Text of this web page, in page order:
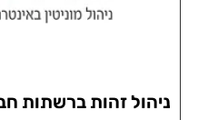
ניהול זהות ברשתות